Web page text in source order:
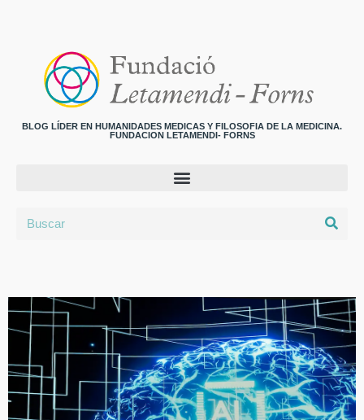
BLOG LÍDER EN HUMANIDADES MEDICAS Y FILOSOFIA DE LA MEDICINA.
FUNDACION LETAMENDI- FORNS